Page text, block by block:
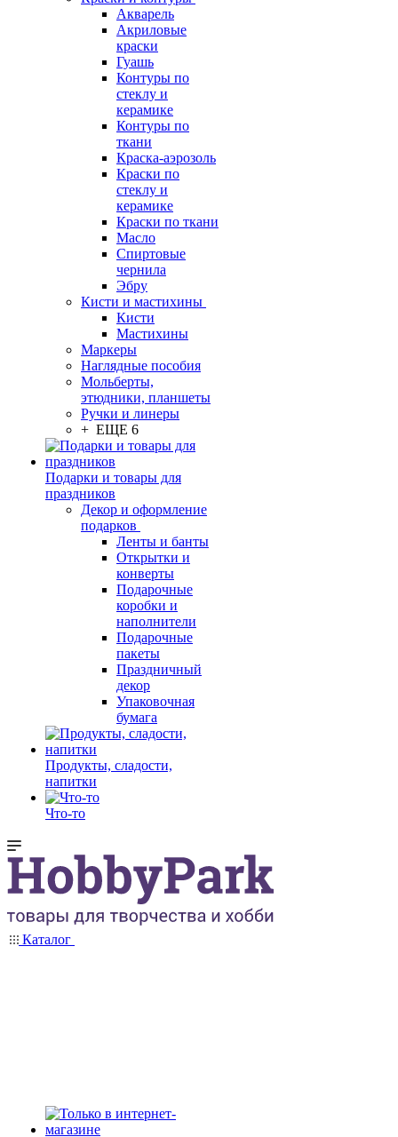
Акварель
Акриловые
краски
Гуашь
Контуры по
стеклу и
керамике
Контуры по
ткани
Краска-аэрозоль
Краски по
стеклу и
керамике
Краски по ткани
Масло
Спиртовые
чернила
Эбру
Кисти и мастихины
Кисти
Мастихины
Маркеры
Наглядные пособия
Мольберты,
этюдники, планшеты
Ручки и линеры
+ ЕЩЕ 6
Подарки и товары для
праздников
Декор и оформление
подарков
Ленты и банты
Открытки и
конверты
Подарочные
коробки и
наполнители
Подарочные
пакеты
Праздничный
декор
Упаковочная
бумага
Продукты, сладости,
напитки
Что-то
Каталог